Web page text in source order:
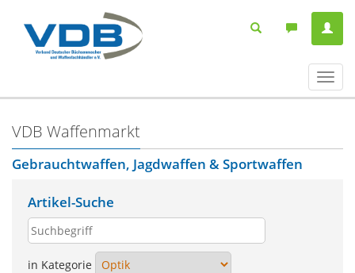
ein-/
VDB Waffenmarkt
Gebrauchtwaffen, Jagdwaffen & Sportwaffen
Artikel-Suche
in Kategorie